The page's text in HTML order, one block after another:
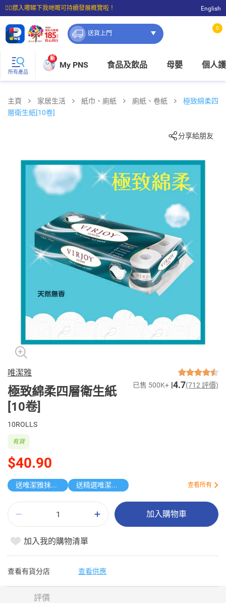
☝🏼㩒入嚟睇下我哋嘅可持續發展概覽啦！
⭐購物滿$399即享免費送貨；滿$100即可免費店取。
English
送貨上門
0
所有產品
新
My PNS 食品及飲品 母嬰 個人
主頁 家居生活 紙巾、廁紙 廁紙、卷紙
極致綿柔四
層衛生紙[10卷]
分享給朋友
唯潔雅
極致綿柔四層衛生紙
[10卷]
已售 500K+ 4.7(712 評價)
10ROLLS
$40.90
有貨
送唯潔雅抹手紙 送精選唯潔雅原箱紙品 查看所有
加入購物車
加入我的購物清單
查看有貨分店 查看供應
評價